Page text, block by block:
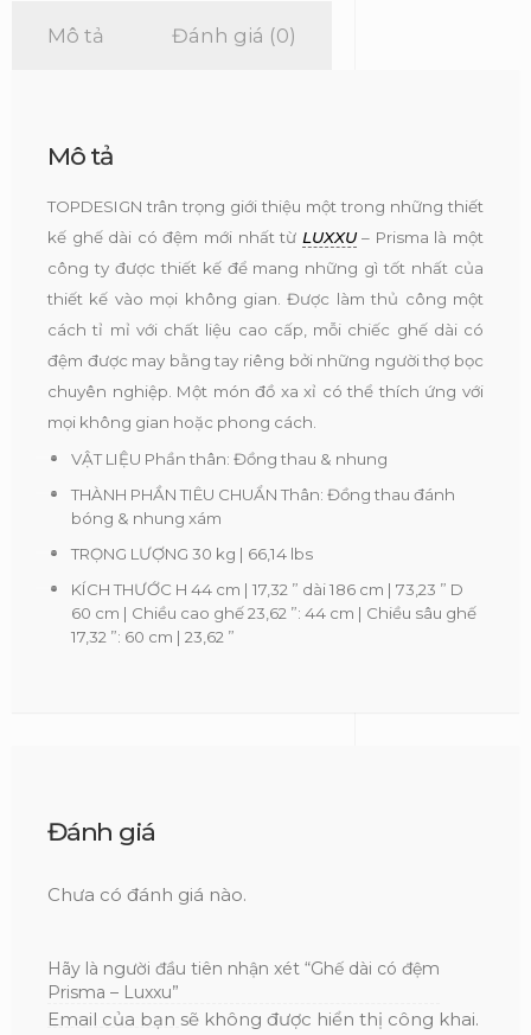
lượngMô tả Đánh giá (0)
Mô tả
TOPDESIGN trân trọng giới thiệu một trong những thiết
kế ghế dài có đệm mới nhất từ LUXXU– Prisma là một
công ty được thiết kế để mang những gì tốt nhất của
thiết kế vào mọi không gian. Được làm thủ công một
cách tỉ mỉ với chất liệu cao cấp, mỗi chiếc ghế dài có
đệm được may bằng tay riêng bởi những người thợ bọc
chuyên nghiệp. Một món đồ xa xỉ có thể thích ứng với
mọi không gian hoặc phong cách.
VẬT LIỆU Phần thân: Đồng thau & nhung
THÀNH PHẦN TIÊU CHUẨN Thân: Đồng thau đánh
bóng & nhung xám
TRỌNG LƯỢNG 30 kg | 66,14 lbs
KÍCH THƯỚC H 44 cm | 17,32 ” dài 186 cm | 73,23 ” D
60 cm | Chiều cao ghế 23,62 ”: 44 cm | Chiều sâu ghế
17,32 ”: 60 cm | 23,62 ”
Đánh giá
Chưa có đánh giá nào.
Hãy là người đầu tiên nhận xét “Ghế dài có đệm
Prisma – Luxxu”
Email của bạn sẽ không được hiển thị công khai.